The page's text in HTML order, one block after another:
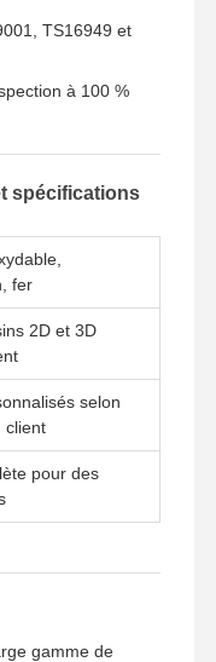
Nouvelles
TS16949 et
à 100 %
spécifications
fer
2D et 3D
selon
client
pour des
gamme de